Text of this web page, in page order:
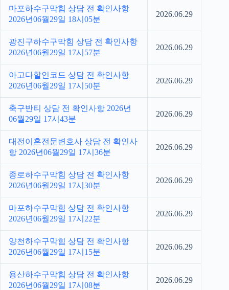
마포하수구막힘 상담 전 확인사항
2026년06월29일 18시05분
2026.06.29
광진구하수구막힘 상담 전 확인사항
2026년06월29일 17시57분
2026.06.29
아고다할인코드 상담 전 확인사항
2026년06월29일 17시50분
2026.06.29
축구반티 상담 전 확인사항 2026년
06월29일 17시43분
2026.06.29
대전이혼전문변호사 상담 전 확인사
항 2026년06월29일 17시36분
2026.06.29
종로하수구막힘 상담 전 확인사항
2026년06월29일 17시30분
2026.06.29
마포하수구막힘 상담 전 확인사항
2026년06월29일 17시22분
2026.06.29
양천하수구막힘 상담 전 확인사항
2026년06월29일 17시15분
2026.06.29
용산하수구막힘 상담 전 확인사항
2026년06월29일 17시08분
2026.06.29